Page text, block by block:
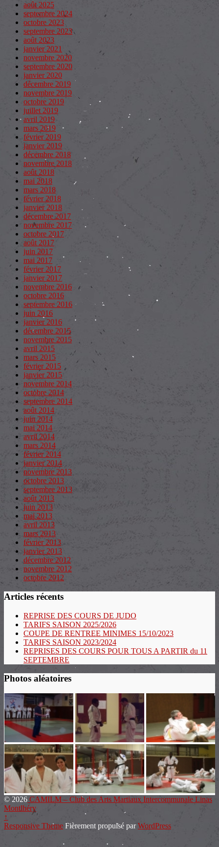
août 2025
septembre 2024
octobre 2023
septembre 2023
août 2023
janvier 2021
novembre 2020
septembre 2020
janvier 2020
décembre 2019
novembre 2019
octobre 2019
juillet 2019
avril 2019
mars 2019
février 2019
janvier 2019
décembre 2018
novembre 2018
août 2018
mai 2018
mars 2018
février 2018
janvier 2018
décembre 2017
novembre 2017
octobre 2017
août 2017
juin 2017
mai 2017
février 2017
janvier 2017
novembre 2016
octobre 2016
septembre 2016
juin 2016
janvier 2016
décembre 2015
novembre 2015
avril 2015
mars 2015
février 2015
janvier 2015
novembre 2014
octobre 2014
septembre 2014
août 2014
juin 2014
mai 2014
avril 2014
mars 2014
février 2014
janvier 2014
novembre 2013
octobre 2013
septembre 2013
août 2013
juin 2013
mai 2013
avril 2013
mars 2013
février 2013
janvier 2013
décembre 2012
novembre 2012
octobre 2012
Articles récents
REPRISE DES COURS DE JUDO
TARIFS SAISON 2025/2026
COUPE DE RENTREE MINIMES 15/10/2023
TARIFS SAISON 2023/2024
REPRISES DES COURS POUR TOUS A PARTIR du 11
SEPTEMBRE
Photos aléatoires
© 2026 CAMILM – Club des Arts Martiaux Intercommunale Linas
Montlhéry
↑
Responsive Theme Fièrement propulsé parWordPress